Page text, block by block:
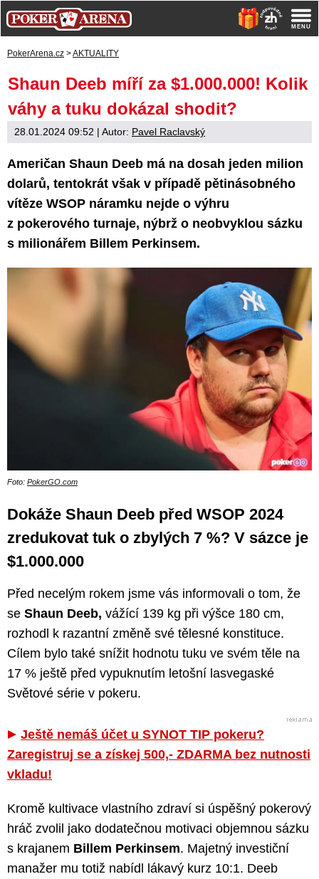
PokerArena.cz >AKTUALITY
Shaun Deeb míří za $1.000.000! Kolik
váhy a tuku dokázal shodit?
28.01.2024 09:52 | Autor: Pavel Raclavský
Američan Shaun Deeb má na dosah jeden milion
dolarů, tentokrát však v případě pětinásobného
vítěze WSOP náramku nejde o výhru
z pokerového turnaje, nýbrž o neobvyklou sázku
s milionářem Billem Perkinsem.
Foto: PokerGO.com
Dokáže Shaun Deeb před WSOP 2024
zredukovat tuk o zbylých 7 %? V sázce je
$1.000.000
Před necelým rokem jsme vás informovali o tom, že
se Shaun Deeb, vážící 139 kg při výšce 180 cm,
rozhodl k razantní změně své tělesné konstituce.
Cílem bylo také snížit hodnotu tuku ve svém těle na
17 % ještě před vypuknutím letošní lasvegaské
Světové série v pokeru.
Ještě nemáš účet u SYNOT TIP pokeru?
Zaregistruj se a získej 500,- ZDARMA bez nutnosti
vkladu!
Kromě kultivace vlastního zdraví si úspěšný pokerový
hráč zvolil jako dodatečnou motivaci objemnou sázku
s krajanem Billem Perkinsem. Majetný investiční
manažer mu totiž nabídl lákavý kurz 10:1. Deeb